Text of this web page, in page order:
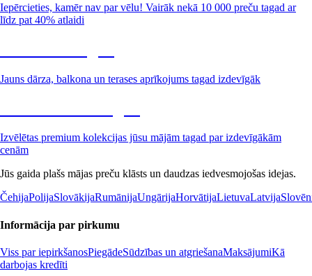
Iepērcieties, kamēr nav par vēlu! Vairāk nekā 10 000 preču tagad ar
līdz pat 40% atlaidi
Jauns dārza, balkona un terases aprīkojums tagad izdevīgāk
Izvēlētas premium kolekcijas jūsu mājām tagad par izdevīgākām
cenām
Jūs gaida plašs mājas preču klāsts un daudzas iedvesmojošas idejas.
ČehijaPolijaSlovākijaRumānijaUngārijaHorvātijaLietuvaLatvija
Informācija par pirkumu
Viss par iepirkšanosPiegādeSūdzības un atgriešanaMaksājumiKā
darbojas kredīti